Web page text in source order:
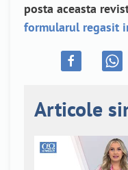
posta aceasta
formularul regasit
Articole